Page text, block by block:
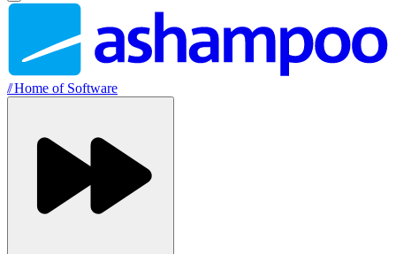
//Home of Software